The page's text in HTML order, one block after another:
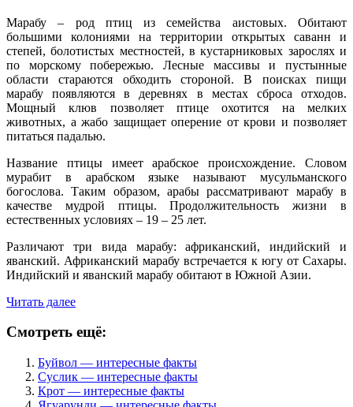
Марабу – род птиц из семейства аистовых. Обитают
большими колониями на территории открытых саванн и
степей, болотистых местностей, в кустарниковых зарослях и
по морскому побережью. Лесные массивы и пустынные
области стараются обходить стороной. В поисках пищи
марабу появляются в деревнях в местах сброса отходов.
Мощный клюв позволяет птице охотится на мелких
животных, а жабо защищает оперение от крови и позволяет
питаться падалью.
Название птицы имеет арабское происхождение. Словом
мурабит в арабском языке называют мусульманского
богослова. Таким образом, арабы рассматривают марабу в
качестве мудрой птицы. Продолжительность жизни в
естественных условиях – 19 – 25 лет.
Различают три вида марабу: африканский, индийский и
яванский. Африканский марабу встречается к югу от Сахары.
Индийский и яванский марабу обитают в Южной Азии.
Читать далее
Смотреть ещё:
Буйвол — интересные факты
Суслик — интересные факты
Крот — интересные факты